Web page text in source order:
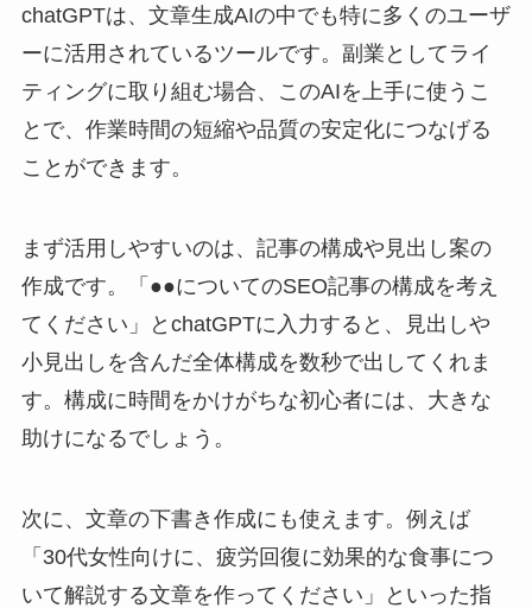
chatGPTは、文章生成AIの中でも特に多くのユーザ
ーに活用されているツールです。副業としてライ
ティングに取り組む場合、このAIを上手に使うこ
とで、作業時間の短縮や品質の安定化につなげる
ことができます。
まず活用しやすいのは、記事の構成や見出し案の
作成です。「●●についてのSEO記事の構成を考え
てください」とchatGPTに入力すると、見出しや
小見出しを含んだ全体構成を数秒で出してくれま
す。構成に時間をかけがちな初心者には、大きな
助けになるでしょう。
次に、文章の下書き作成にも使えます。例えば
「30代女性向けに、疲労回復に効果的な食事につ
いて解説する文章を作ってください」といった指